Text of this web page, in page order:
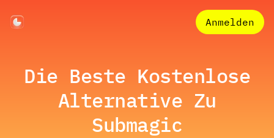
Anmelden
Die Beste Kostenlose
Alternative Zu
Submagic